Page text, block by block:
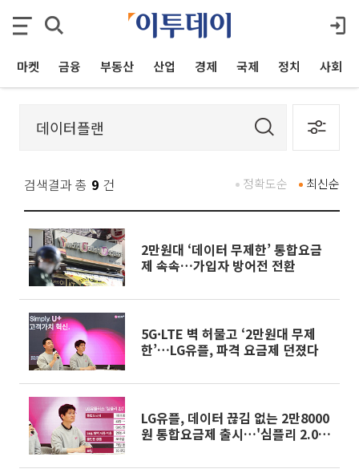
마켓 금융 부동산 산업 경제 국제 정치 사회
검색결과 총 9 건 최신순
정확도순
2만원대 ‘데이터 무제한’ 통합요금
제 속속…가입자 방어전 전환
5G·LTE 벽 허물고 ‘2만원대 무제
한’…LG유플, 파격 요금제 던졌다
LG유플, 데이터 끊김 없는 2만8000
원 통합요금제 출시…'심플리 2.0'